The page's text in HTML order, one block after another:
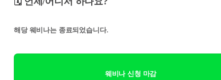
해당 웨비나는 종료되었습니다.
웨비나 신청 마감